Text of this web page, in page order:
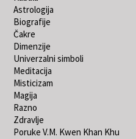
Astrologija
Biografije
Čakre
Dimenzije
Univerzalni simboli
Meditacija
Misticizam
Magija
Razno
Zdravlje
Poruke V.M. Kwen Khan Khu